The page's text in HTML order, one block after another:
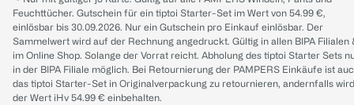
Feuchttücher. Gutschein für ein tiptoi Starter-Set im Wert von 54.99 €,
einlösbar bis 30.09.2026. Nur ein Gutschein pro Einkauf einlösbar. Der
Sammelwert wird auf der Rechnung angedruckt. Gültig in allen BIPA Filialen
im Online Shop. Solange der Vorrat reicht. Abholung des tiptoi Starter Sets
in der BIPA Filiale möglich. Bei Retournierung der PAMPERS Einkäufe ist
das tiptoi Starter-Set in Originalverpackung zu retournieren, andernfalls wird
der Wert iHv 54.99 € einbehalten.